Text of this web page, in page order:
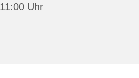
11:00 Uhr